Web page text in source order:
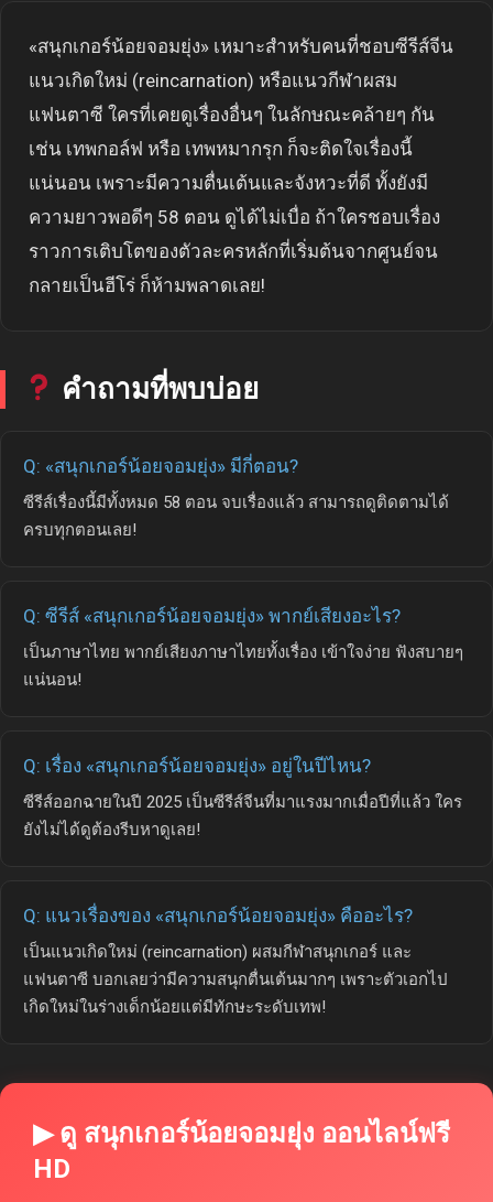
«สนุกเกอร์น้อยจอมยุ่ง» เหมาะสำหรับคนที่ชอบซีรีส์จีน
แนวเกิดใหม่ (reincarnation) หรือแนวกีฬาผสม
แฟนตาซี ใครที่เคยดูเรื่องอื่นๆ ในลักษณะคล้ายๆ กัน
เช่น เทพกอล์ฟ หรือ เทพหมากรุก ก็จะติดใจเรื่องนี้
แน่นอน เพราะมีความตื่นเต้นและจังหวะที่ดี ทั้งยังมี
ความยาวพอดีๆ 58 ตอน ดูได้ไม่เบื่อ ถ้าใครชอบเรื่อง
ราวการเติบโตของตัวละครหลักที่เริ่มต้นจากศูนย์จน
กลายเป็นฮีโร่ ก็ห้ามพลาดเลย!
คำถามที่พบบ่อย
Q: «สนุกเกอร์น้อยจอมยุ่ง» มีกี่ตอน?
ซีรีส์เรื่องนี้มีทั้งหมด 58 ตอน จบเรื่องแล้ว สามารถดูติดตามได้
ครบทุกตอนเลย!
Q: ซีรีส์ «สนุกเกอร์น้อยจอมยุ่ง» พากย์เสียงอะไร?
เป็นภาษาไทย พากย์เสียงภาษาไทยทั้งเรื่อง เข้าใจง่าย ฟังสบายๆ
แน่นอน!
Q: เรื่อง «สนุกเกอร์น้อยจอมยุ่ง» อยู่ในปีไหน?
ซีรีส์ออกฉายในปี 2025 เป็นซีรีส์จีนที่มาแรงมากเมื่อปีที่แล้ว ใคร
ยังไม่ได้ดูต้องรีบหาดูเลย!
Q: แนวเรื่องของ «สนุกเกอร์น้อยจอมยุ่ง» คืออะไร?
เป็นแนวเกิดใหม่ (reincarnation) ผสมกีฬาสนุกเกอร์ และ
แฟนตาซี บอกเลยว่ามีความสนุกตื่นเต้นมากๆ เพราะตัวเอกไป
เกิดใหม่ในร่างเด็กน้อยแต่มีทักษะระดับเทพ!
▶ ดู สนุกเกอร์น้อยจอมยุ่ง ออนไลน์ฟรี
HD